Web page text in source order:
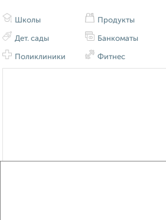
Школы
Дет. сады
Поликлиники
Продукты
Банкоматы
Фитнес